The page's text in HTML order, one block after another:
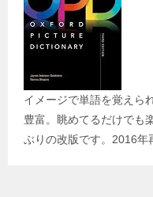
イメージで単語を覚えら
豊富。眺めてるだけでも
ぶりの改版です。2016年